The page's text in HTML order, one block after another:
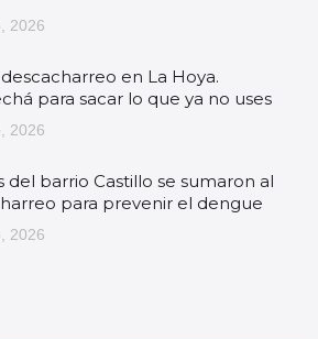
2026
en La Hoya.
para sacar lo que ya no uses
2026
del barrio Castillo se sumaron al
para prevenir el dengue
2026